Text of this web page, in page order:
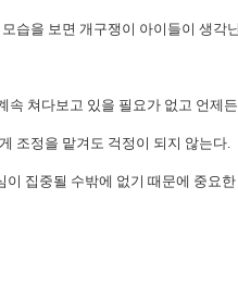
모습을 보면 개구쟁이 아이들이 생각
속 쳐다보고 있을 필요가 없고 언제
조정을 맡겨도 걱정이 되지 않는다.
집중될 수밖에 없기 때문에 중요